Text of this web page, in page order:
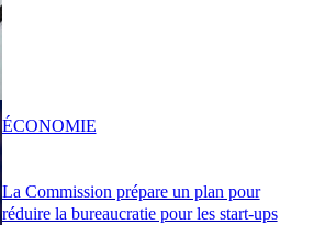
La Commission prépare un plan pour
réduire la bureaucratie pour les start-ups
ÉCONOMIE